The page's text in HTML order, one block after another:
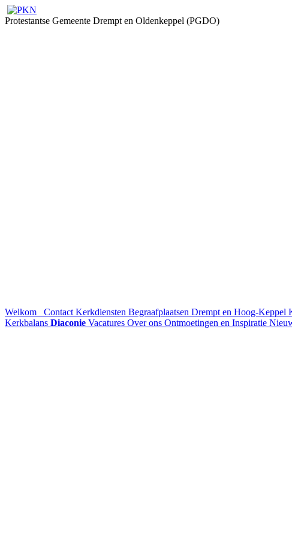
Protestantse Gemeente Drempt en Oldenkeppel (PGDO)
Welkom Contact Kerkdiensten Begraafplaatsen Drempt en Hoog-Keppel
Kerkbalans Diaconie Vacatures Over ons Ontmoetingen en Inspiratie